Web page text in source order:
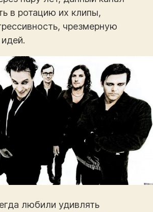
в ротацию их клипы,
чрезмерную
любили удивлять